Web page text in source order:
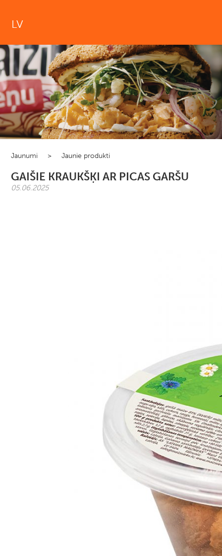
LV
Jaunumi > Jaunie produkti
GAIŠIE KRAUKŠĶI AR PICAS GARŠU
05.06.2025